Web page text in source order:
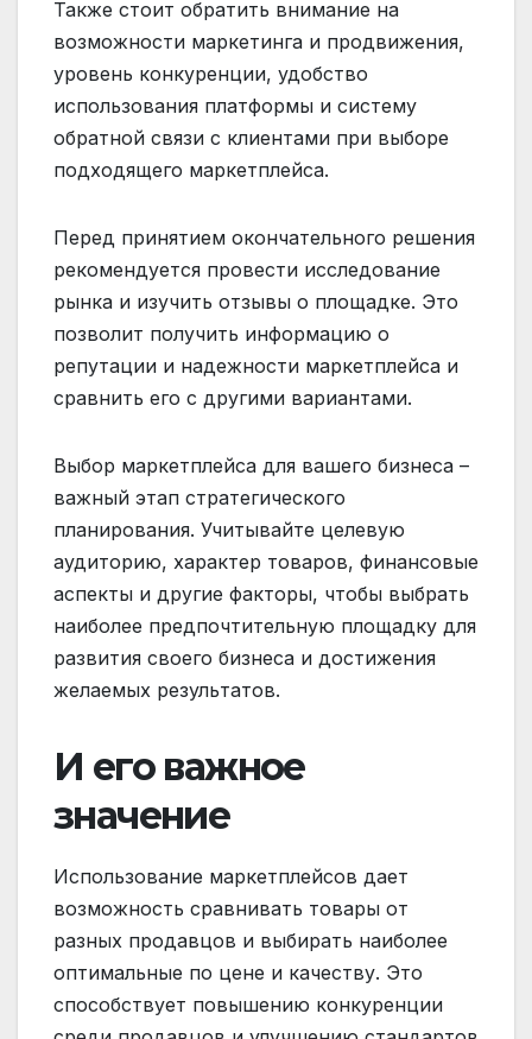
Также стоит обратить внимание на
возможности маркетинга и продвижения,
уровень конкуренции, удобство
использования платформы и систему
обратной связи с клиентами при выборе
подходящего маркетплейса.
Перед принятием окончательного решения
рекомендуется провести исследование
рынка и изучить отзывы о площадке. Это
позволит получить информацию о
репутации и надежности маркетплейса и
сравнить его с другими вариантами.
Выбор маркетплейса для вашего бизнеса –
важный этап стратегического
планирования. Учитывайте целевую
аудиторию, характер товаров, финансовые
аспекты и другие факторы, чтобы выбрать
наиболее предпочтительную площадку для
развития своего бизнеса и достижения
желаемых результатов.
И его важное
значение
Использование маркетплейсов дает
возможность сравнивать товары от
разных продавцов и выбирать наиболее
оптимальные по цене и качеству. Это
способствует повышению конкуренции